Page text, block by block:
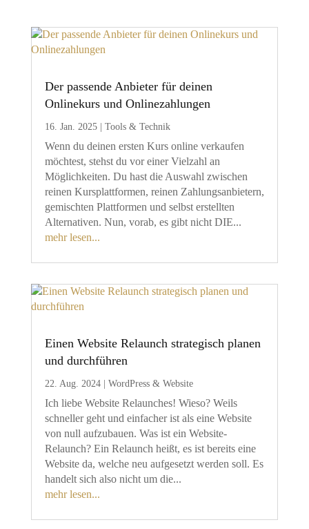
Der passende Anbieter für deinen
Onlinekurs und Onlinezahlungen
16. Jan. 2025| Tools & Technik
Wenn du deinen ersten Kurs online verkaufen
möchtest, stehst du vor einer Vielzahl an
Möglichkeiten. Du hast die Auswahl zwischen
reinen Kursplattformen, reinen Zahlungsanbietern,
gemischten Plattformen und selbst erstellten
Alternativen. Nun, vorab, es gibt nicht DIE...
mehr lesen...
Einen Website Relaunch strategisch planen
und durchführen
22. Aug. 2024| WordPress & Website
Ich liebe Website Relaunches! Wieso? Weils
schneller geht und einfacher ist als eine Website
von null aufzubauen. Was ist ein Website-
Relaunch? Ein Relaunch heißt, es ist bereits eine
Website da, welche neu aufgesetzt werden soll. Es
handelt sich also nicht um die...
mehr lesen...